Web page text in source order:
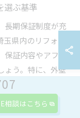
選ぶ基準
長期保証制度が充
県内のリフォー
保証内容やアフタ
ょう。特に、外壁
部分は10年以上
相談はこちら